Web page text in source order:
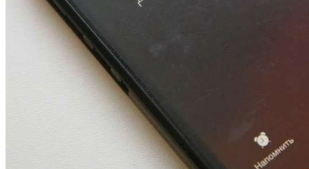
Покушение на убийство в Волгограде: девушка
напала на незнакомую женщину с ножом
Сладкий праздник в Волгограде: в Центральном
парке прошёл фестиваль „Арбузный переполох“